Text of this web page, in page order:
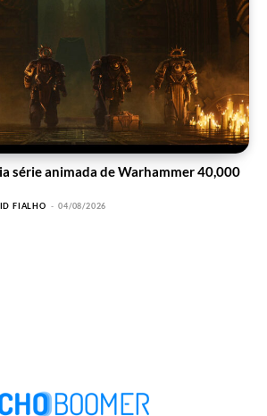
série animada de Warhammer 40,000
FIALHO - 04/08/2026